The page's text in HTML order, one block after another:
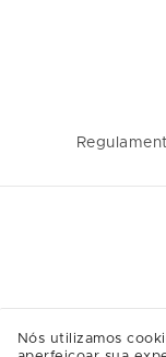
Nós utilizamos